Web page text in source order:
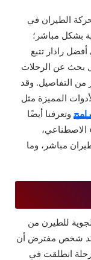
الطيران في
بشكل مباشر؛
رادار تتبع
بحث عن الرحلات
من التفاصيل. وقد
المميزة مثل
وتعرفنا أيضًا
الاصطناعي،
مباشر، وما
للطيرن من
شخص مفترض أن
انطلقت في